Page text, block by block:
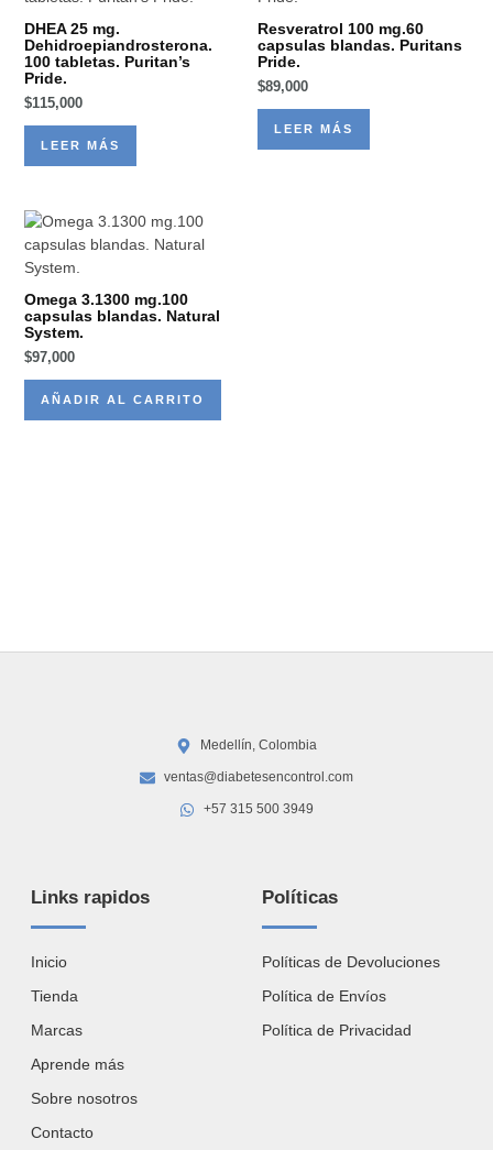
DHEA 25 mg.
Dehidroepiandrosterona.
100 tabletas. Puritan’s
Pride.
$115,000
LEER MÁS
Resveratrol 100 mg.60
capsulas blandas. Puritans
Pride.
$89,000
LEER MÁS
Omega 3.1300 mg.100
capsulas blandas. Natural
System.
$97,000
AÑADIR AL CARRITO
Medellín, Colombia
ventas@diabetesencontrol.com
+57 315 500 3949
Links rapidos
Inicio
Tienda
Marcas
Aprende más
Sobre nosotros
Contacto
Políticas
Políticas de Devoluciones
Política de Envíos
Política de Privacidad